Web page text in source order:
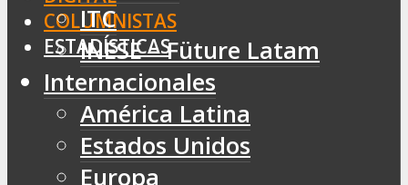
COLUMNISTAS
ESTADÍSTICAS
ITC
INESE – Füture Latam
Internacionales
América Latina
Estados Unidos
Europa